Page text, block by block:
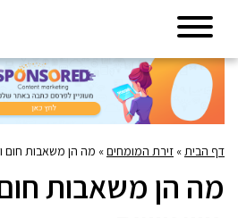
דף הבית» זירת המומחים» מה הן משאבות חום
מה הן משאבות